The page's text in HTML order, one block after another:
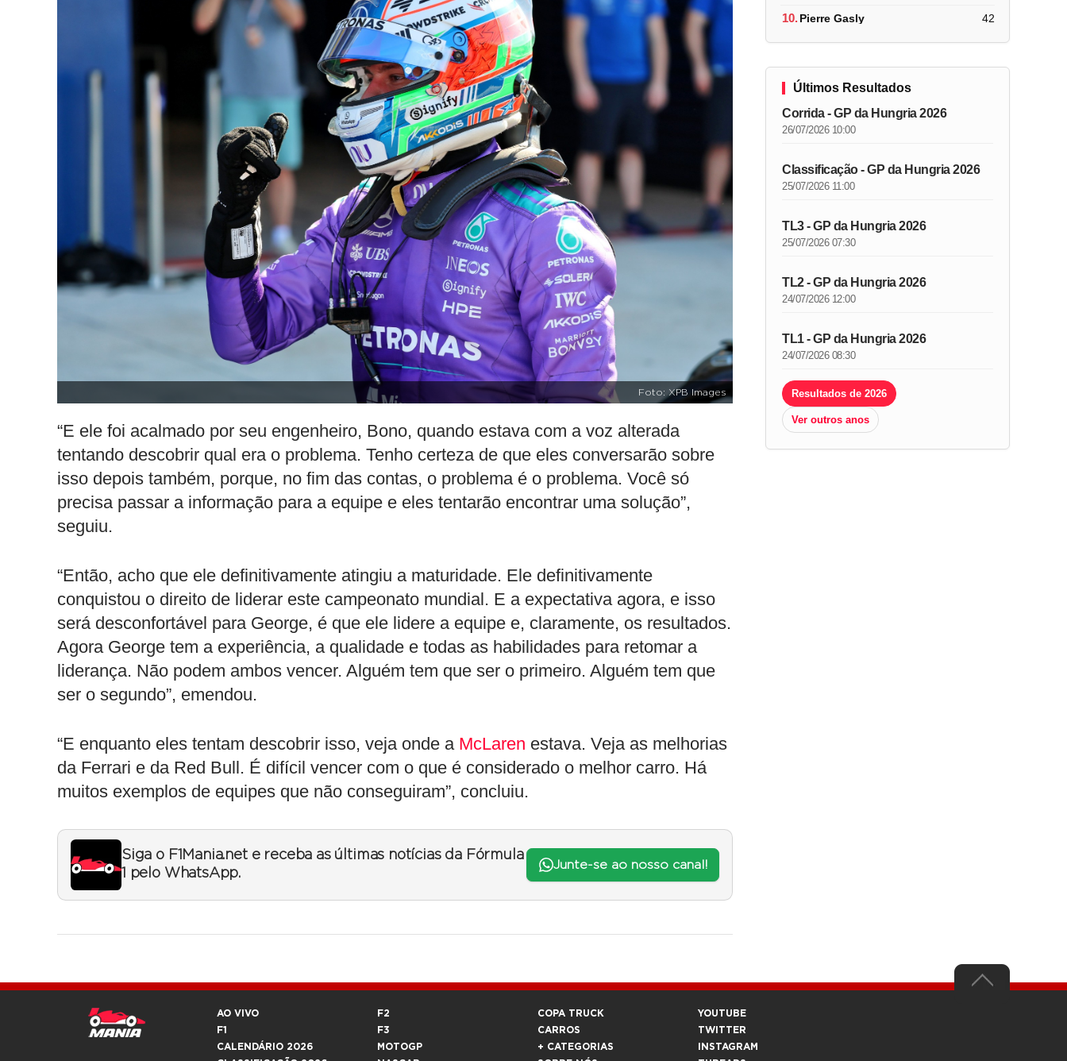
Foto: XPB Images
“E ele foi acalmado por seu engenheiro, Bono, quando estava com a voz alterada
tentando descobrir qual era o problema. Tenho certeza de que eles conversarão sobre
isso depois também, porque, no fim das contas, o problema é o problema. Você só
precisa passar a informação para a equipe e eles tentarão encontrar uma solução”,
seguiu.
“Então, acho que ele definitivamente atingiu a maturidade. Ele definitivamente
conquistou o direito de liderar este campeonato mundial. E a expectativa agora, e isso
será desconfortável para George, é que ele lidere a equipe e, claramente, os resultados.
Agora George tem a experiência, a qualidade e todas as habilidades para retomar a
liderança. Não podem ambos vencer. Alguém tem que ser o primeiro. Alguém tem que
ser o segundo”, emendou.
“E enquanto eles tentam descobrir isso, veja onde a McLaren estava. Veja as melhorias
da Ferrari e da Red Bull. É difícil vencer com o que é considerado o melhor carro. Há
muitos exemplos de equipes que não conseguiram”, concluiu.
Siga o F1Mania.net e receba as últimas notícias da Fórmula
1 pelo WhatsApp.
Junte-se ao nosso canal!
10.Pierre Gasly 42
Últimos Resultados
Corrida - GP da Hungria 2026
26/07/2026 10:00
Classificação - GP da Hungria 2026
25/07/2026 11:00
TL3 - GP da Hungria 2026
25/07/2026 07:30
TL2 - GP da Hungria 2026
24/07/2026 12:00
TL1 - GP da Hungria 2026
24/07/2026 08:30
Resultados de 2026
Ver outros anos
AO VIVO
F1
CALENDÁRIO 2026
F2
F3
MOTOGP
COPA TRUCK
CARROS
+ CATEGORIAS
YOUTUBE
TWITTER
INSTAGRAM